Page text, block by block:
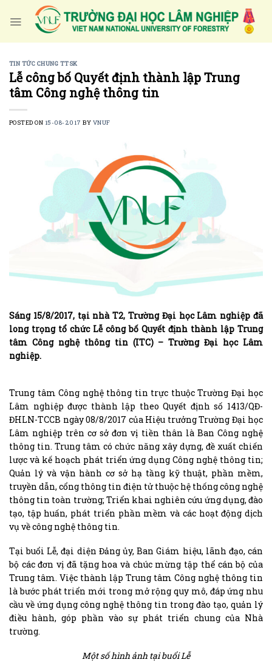
TIN TỨC CHUNG TTSK
Lễ công bố Quyết định thành lập Trung
tâm Công nghệ thông tin
POSTED ON 15-08-2017 BY VNUF
Sáng 15/8/2017, tại nhà T2, Trường Đại học Lâm nghiệp đã
long trọng tổ chức Lễ công bố Quyết định thành lập Trung
tâm Công nghệ thông tin (ITC) – Trường Đại học Lâm
nghiệp.
Trung tâm Công nghệ thông tin trực thuộc Trường Đại học
Lâm nghiệp được thành lập theo Quyết định số 1413/QĐ-
ĐHLN-TCCB ngày 08/8/2017 của Hiệu trưởng Trường Đại học
Lâm nghiệp trên cơ sở đơn vị tiền thân là Ban Công nghệ
thông tin. Trung tâm có chức năng xây dựng, đề xuất chiến
lược và kế hoạch phát triển ứng dụng Công nghệ thông tin;
Quản lý và vận hành cơ sở hạ tầng kỹ thuật, phần mềm,
truyền dẫn, cổng thông tin điện tử thuộc hệ thống công nghệ
thông tin toàn trường; Triển khai nghiên cứu ứng dụng, đào
tạo, tập huấn, phát triển phần mềm và các hoạt động dịch
vụ về công nghệ thông tin.
Tại buổi Lễ, đại diện Đảng ủy, Ban Giám hiệu, lãnh đạo, cán
bộ các đơn vị đã tặng hoa và chúc mừng tập thể cán bộ của
Trung tâm. Việc thành lập Trung tâm Công nghệ thông tin
là bước phát triển mới trong mở rộng quy mô, đáp ứng nhu
cầu về ứng dụng công nghệ thông tin trong đào tạo, quản lý
điều hành, góp phần vào sự phát triển chung của Nhà
trường.
Một số hình ảnh tại buổi Lễ